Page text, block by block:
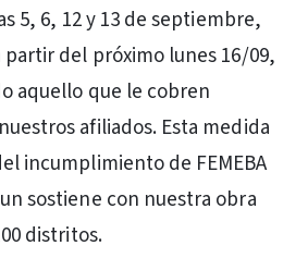
5, 6, 12 y 13 de septiembre,
del próximo lunes 16/09,
aquello que le cobren
afiliados. Esta medida
incumplimiento de FEMEBA
sostiene con nuestra obra
distritos.